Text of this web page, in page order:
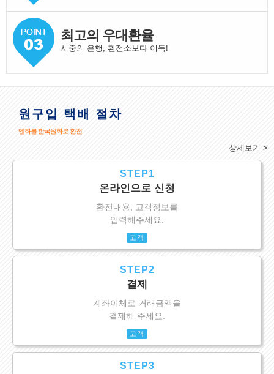
최고의 우대환율
시중의 은행, 환전소보다 이득!
원구입 택배 절차
엔화를 한국원화로 환전
상세보기 >
STEP1
온라인으로 신청
환전내용, 고객정보를
입력해주세요.
고객
STEP2
결제
계좌이체로 거래금액을
결제해 주세요.
고객
STEP3